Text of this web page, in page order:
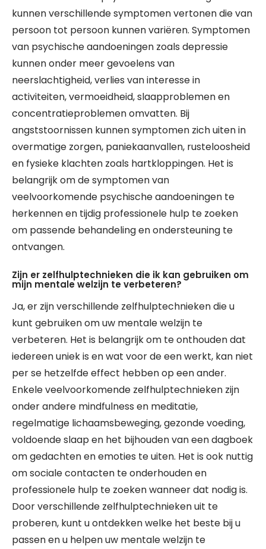
kunnen verschillende symptomen vertonen die van
persoon tot persoon kunnen variëren. Symptomen
van psychische aandoeningen zoals depressie
kunnen onder meer gevoelens van
neerslachtigheid, verlies van interesse in
activiteiten, vermoeidheid, slaapproblemen en
concentratieproblemen omvatten. Bij
angststoornissen kunnen symptomen zich uiten in
overmatige zorgen, paniekaanvallen, rusteloosheid
en fysieke klachten zoals hartkloppingen. Het is
belangrijk om de symptomen van
veelvoorkomende psychische aandoeningen te
herkennen en tijdig professionele hulp te zoeken
om passende behandeling en ondersteuning te
ontvangen.
Zijn er zelfhulptechnieken die ik kan gebruiken om
mijn mentale welzijn te verbeteren?
Ja, er zijn verschillende zelfhulptechnieken die u
kunt gebruiken om uw mentale welzijn te
verbeteren. Het is belangrijk om te onthouden dat
iedereen uniek is en wat voor de een werkt, kan niet
per se hetzelfde effect hebben op een ander.
Enkele veelvoorkomende zelfhulptechnieken zijn
onder andere mindfulness en meditatie,
regelmatige lichaamsbeweging, gezonde voeding,
voldoende slaap en het bijhouden van een dagboek
om gedachten en emoties te uiten. Het is ook nuttig
om sociale contacten te onderhouden en
professionele hulp te zoeken wanneer dat nodig is.
Door verschillende zelfhulptechnieken uit te
proberen, kunt u ontdekken welke het beste bij u
passen en u helpen uw mentale welzijn te